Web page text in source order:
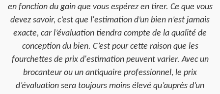
en fonction du gain que vous espérez en tirer. Ce que vous
devez savoir, c’est que l'estimation d’un bien n’est jamais
exacte, car l’évaluation tiendra compte de la qualité de
conception du bien. C’est pour cette raison que les
fourchettes de prix d'estimation peuvent varier. Avec un
brocanteur ou un antiquaire professionnel, le prix
d’évaluation sera toujours moins élevé qu’auprès d’un